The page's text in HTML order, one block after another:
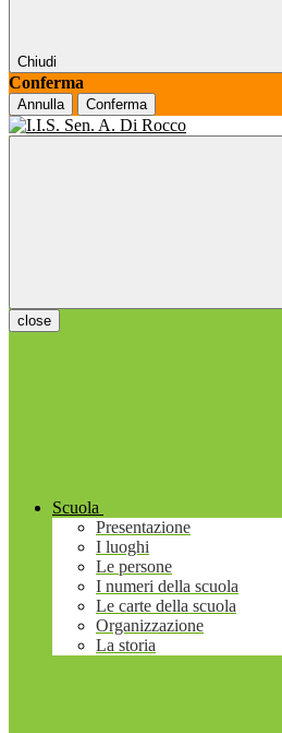
Chiudi
Conferma
Annulla Conferma
close
Scuola
Presentazione
I luoghi
Le persone
I numeri della scuola
Le carte della scuola
Organizzazione
La storia